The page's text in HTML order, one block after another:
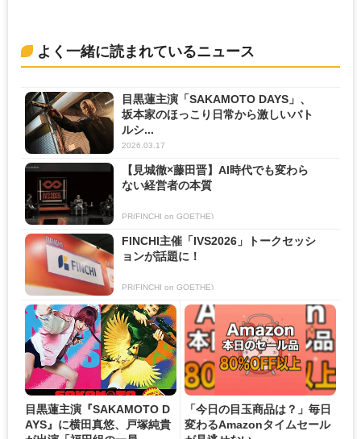
よく一緒に読まれているニュース
目黒蓮主演「SAKAMOTO DAYS」、
坂本家のほっこり日常から激しいバト
ルシ...
2026.03.17
【見城徹×藤田晋】AI時代でも変わら
ない経営者の本質
PR(FINCHI on GOETHE)
FINCHI主催「IVS2026」トークセッシ
ョンが話題に！
PR(FINCHI on GOETHE)
目黒蓮主演『SAKAMOTO D
AYS』に横田真悠、戸塚純貴
「今日の目玉商品は？」毎日
変わるAmazonタイムセール